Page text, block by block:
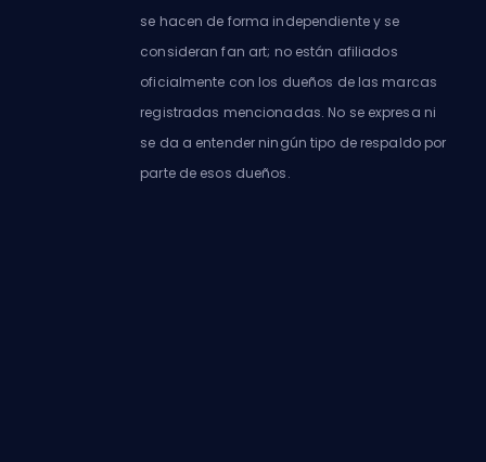
se hacen de forma independiente y se
consideran fan art; no están afiliados
oficialmente con los dueños de las marcas
registradas mencionadas. No se expresa ni
se da a entender ningún tipo de respaldo por
parte de esos dueños.